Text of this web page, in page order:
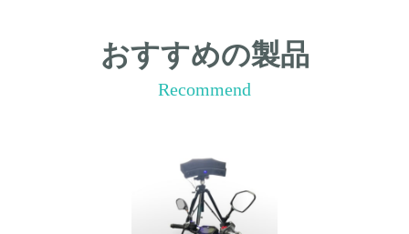
おすすめの製品
Recommend